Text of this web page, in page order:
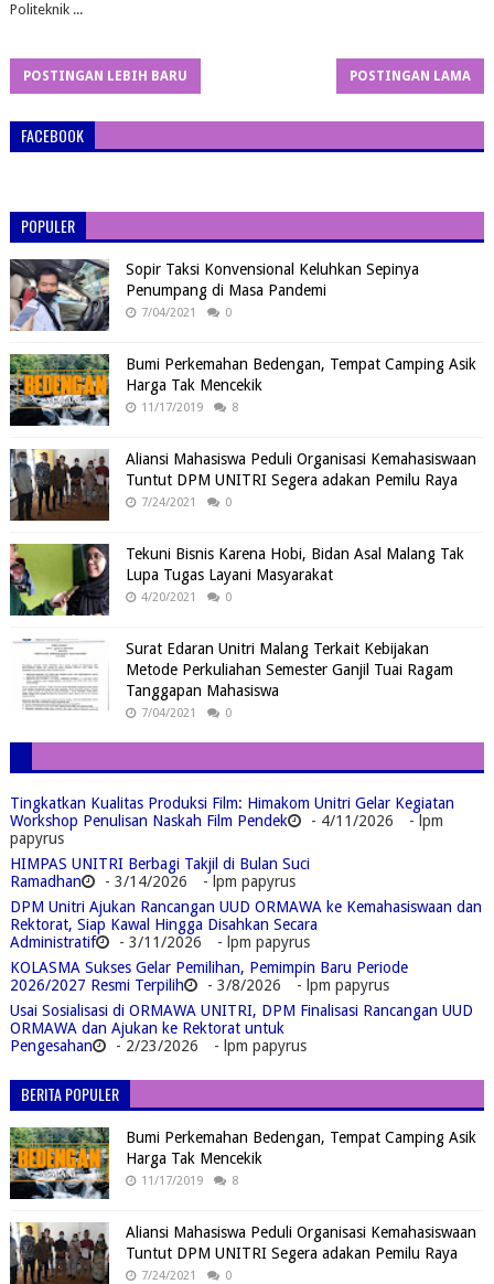
Politeknik ...
POSTINGAN LEBIH BARU POSTINGAN LAMA
FACEBOOK
POPULER
Sopir Taksi Konvensional Keluhkan Sepinya
Penumpang di Masa Pandemi
7/04/2021 0
Bumi Perkemahan Bedengan, Tempat Camping Asik
Harga Tak Mencekik
11/17/2019 8
Aliansi Mahasiswa Peduli Organisasi Kemahasiswaan
Tuntut DPM UNITRI Segera adakan Pemilu Raya
7/24/2021 0
Tekuni Bisnis Karena Hobi, Bidan Asal Malang Tak
Lupa Tugas Layani Masyarakat
4/20/2021 0
Surat Edaran Unitri Malang Terkait Kebijakan
Metode Perkuliahan Semester Ganjil Tuai Ragam
Tanggapan Mahasiswa
7/04/2021 0
Tingkatkan Kualitas Produksi Film: Himakom Unitri Gelar Kegiatan
Workshop Penulisan Naskah Film Pendek
- 4/11/2026
- lpm
papyrus
HIMPAS UNITRI Berbagi Takjil di Bulan Suci
Ramadhan
- 3/14/2026
- lpm papyrus
DPM Unitri Ajukan Rancangan UUD ORMAWA ke Kemahasiswaan dan
Rektorat, Siap Kawal Hingga Disahkan Secara
Administratif
- 3/11/2026
- lpm papyrus
KOLASMA Sukses Gelar Pemilihan, Pemimpin Baru Periode
2026/2027 Resmi Terpilih
- 3/8/2026
- lpm papyrus
Usai Sosialisasi di ORMAWA UNITRI, DPM Finalisasi Rancangan UUD
ORMAWA dan Ajukan ke Rektorat untuk
Pengesahan
- 2/23/2026 - lpm papyrus
BERITA POPULER
Bumi Perkemahan Bedengan, Tempat Camping Asik
Harga Tak Mencekik
11/17/2019 8
Aliansi Mahasiswa Peduli Organisasi Kemahasiswaan
Tuntut DPM UNITRI Segera adakan Pemilu Raya
7/24/2021 0